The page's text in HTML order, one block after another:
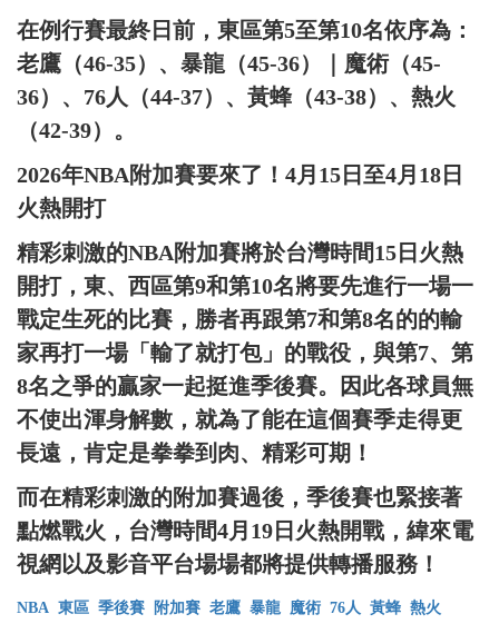
在例行賽最終日前，東區第5至第10名依序為：
老鷹（46-35）、暴龍（45-36）｜魔術（45-
36）、76人（44-37）、黃蜂（43-38）、熱火
（42-39）。
2026年NBA附加賽要來了！4月15日至4月18日
火熱開打
精彩刺激的NBA附加賽將於台灣時間15日火熱
開打，東、西區第9和第10名將要先進行一場一
戰定生死的比賽，勝者再跟第7和第8名的的輸
家再打一場「輸了就打包」的戰役，與第7、第
8名之爭的贏家一起挺進季後賽。因此各球員無
不使出渾身解數，就為了能在這個賽季走得更
長遠，肯定是拳拳到肉、精彩可期！
而在精彩刺激的附加賽過後，季後賽也緊接著
點燃戰火，台灣時間4月19日火熱開戰，緯來電
視網以及影音平台場場都將提供轉播服務！
NBA 東區 季後賽 附加賽 老鷹 暴龍 魔術 76人 黃蜂 熱火